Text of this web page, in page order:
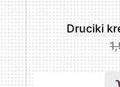
Druciki